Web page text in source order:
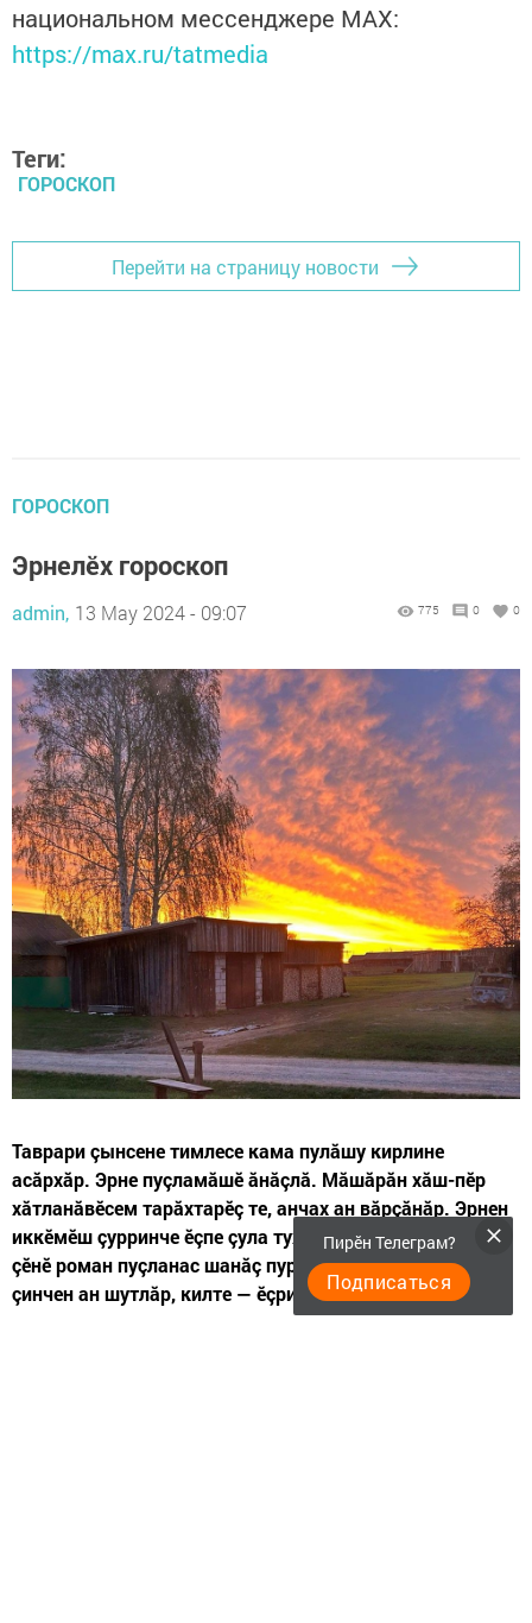
национальном мессенджере MАХ:
https://max.ru/tatmedia
Теги:
ГОРОСКОП
Перейти на страницу новости
ГОРОСКОП
Эрнелĕх гороскоп
admin, 13 May 2024 - 09:07 775 0 0
Таврари çынсене тимлесе кама пулăшу кирлине
асăрхăр. Эрне пуçламăшӗ ăнăçлă. Мăшăрăн хăш-пӗр
хăтланăвӗсем тарăхтарӗç те, анчах ан вăрçăнăр. Эрнен
иккӗмӗш çурринче ӗçпе çула тухма меллӗ. Ку тапхăрта
çӗнӗ роман пуçланас шанăç пур. Ӗçре кил-хуçалăх
çинчен ан шутлăр, килте — ӗçри ыйтусене ан аса илӗр.
Пирӗн Телеграм?
Подписаться